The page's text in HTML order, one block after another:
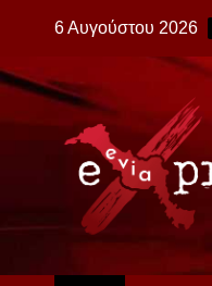
content
6 Αυγούστου 2026